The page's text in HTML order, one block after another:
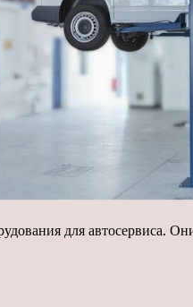
для автосервиса.